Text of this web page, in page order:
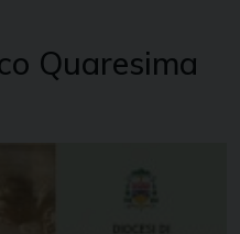
Quaresima